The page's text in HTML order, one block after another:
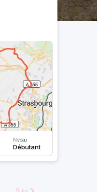
Niveau
Débutant